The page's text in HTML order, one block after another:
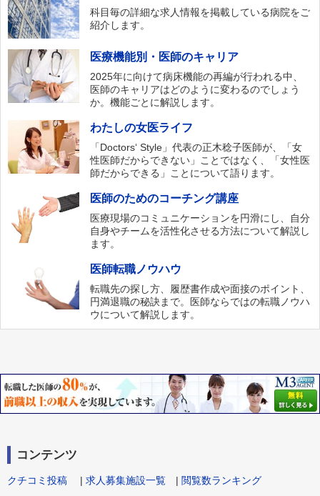
科目毎の詳細な求人情報を掲載している病院をご
紹介します。
医療機能別・医師のキャリア
2025年に向けて病床機能の再編が行われる中、
医師のキャリアはどのように変わるのでしょう
か。機能ごとに解説します。
わたしの女医ライフ
「Doctors‘ Style」代表の正木稔子医師が、「女
性医師だからできない」ことではなく、「女性医
師だからできる」ことについて語ります。
医師のためのコーチング講座
医療現場のコミュニケーションを円滑にし、自分
自身やチームを活性化させる方法について解説し
ます。
医師転職ノウハウ
転職先の探し方、履歴書作成や面接のポイント、
円満退職の秘訣まで。医師ならではの転職ノウハ
ウについて解説します。
コンテンツ
クチコミ投稿 | 求人募集施設一覧 | 閲覧数ランキング